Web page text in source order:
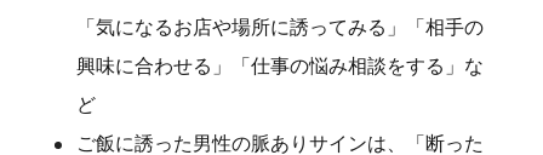
「気になるお店や場所に誘ってみる」「相手の
興味に合わせる」「仕事の悩み相談をする」な
ど
ご飯に誘った男性の脈ありサインは、「断った